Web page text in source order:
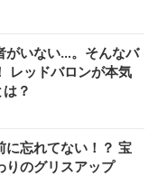
がいない…。そんなバ
レッドバロンが本気
？
に忘れてない！？ 宝
りのグリスアップ